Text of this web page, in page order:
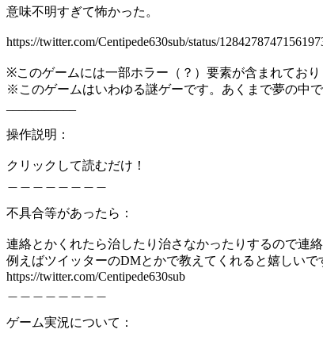
意味不明すぎて怖かった。
https://twitter.com/Centipede630sub/status/
※このゲームには一部ホラー（？）要素が含まれてお
※このゲームはいわゆる謎ゲーです。あくまで夢の中
操作説明：
クリックして読むだけ！
不具合等があったら：
連絡とかくれたら治したり治さなかったりするので連
例えばツイッターのDMとかで教えてくれると嬉しいで
https://twitter.com/Centipede630sub
ゲーム実況について：